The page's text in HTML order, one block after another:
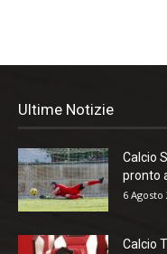
Ultime Notizie
Calcio
pronto
6 Agosto
Calcio